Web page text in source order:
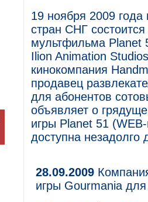
19 ноября 2009
стран СНГ
мультфильма Planet
Ilion Animation
кинокомпания
продавец
для абонентов
объявляет о
игры Planet 51
доступна незадолго
28.09.2009
игры Gourmania